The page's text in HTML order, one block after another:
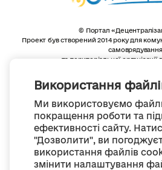
Використання
Ми використовуємо
покращення роботи та
ефективності сайту.
"Дозволити", ви
використання файлів
змінити налаштування
© Портал
Проект був створений 2014 року для
самоврядування
та територіальної організації
Весь контент доступний за
Creative Commons Attribution 4.0
якщо не зазначено